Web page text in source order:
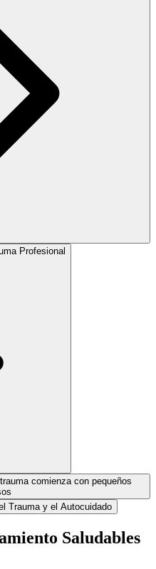
Profesional
comienza con pequeños
Trauma y el Autocuidado
Saludables